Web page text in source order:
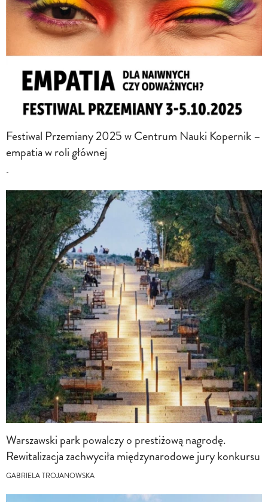
Festiwal Przemiany 2025 w Centrum Nauki Kopernik –
empatia w roli głównej
-
Warszawski park powalczy o prestiżową nagrodę.
Rewitalizacja zachwyciła międzynarodowe jury konkursu
GABRIELA TROJANOWSKA